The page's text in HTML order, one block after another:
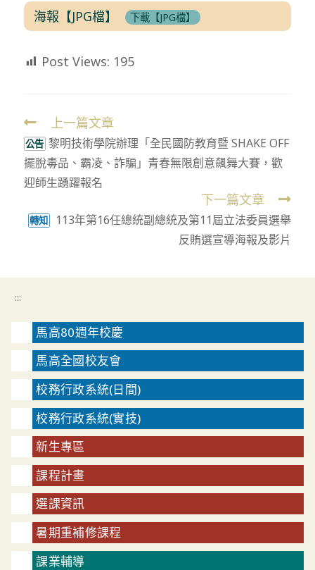
海報【JPG檔】 下載【JPG檔】
Post Views: 195
Read
more
articles
上一篇文章
公告 黎明技術學院辦理「全民國防教育暨 SHAKE OFF
擺脫毒品、霸凌、詐騙」青春無限創意飆舞大賽，歡
迎師生踴躍報名
下一篇文章
轉知
113年第16任總統副總統及第11屆立法委員選舉
反賄選宣導海報及影片
:::
馬高80週年校慶
馬高全國校友會
校務行政系統(日間)
校務行政系統(實技)
新生專區
課程計畫
選課資訊
暑期重補修課程
課業輔導